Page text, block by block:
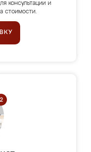
консультации и
стоимости.